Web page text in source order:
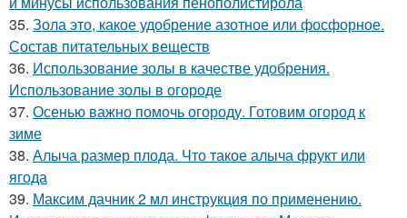
35. Зола это, какое удобрение азотное или фосфорное.
Состав питательных веществ
36. Использование золы в качестве удобрения.
Использование золы в огороде
37. Осенью важно помочь огороду. Готовим огород к
зиме
38. Алыча размер плода. Что такое алыча фрукт или
ягода
39. Максим дачник 2 мл инструкция по применению.